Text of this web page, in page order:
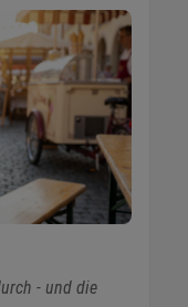
- und die